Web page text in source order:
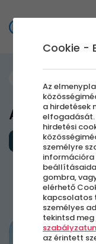
A&O
Külföldi
Velence
Olaszország
Cookie -
Az
a hirdetések
elfogadását.
hirdetési
személyre
információra
gombra,
elérhető
kapcsolatos
személyes
tekintsd meg
az érintett